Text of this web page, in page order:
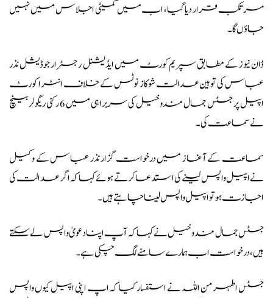
مرتکب قرار دیاگیا، اب میں کمیٹی اجلاس میں نہیں
جاؤں گا۔
ڈان نیوز کے مطابق سپریم کورٹ میں ایڈیشنل رجسٹرار جوڈیشل نذر
عباس کی توہین عدالت شوکاز نوٹس کے خلاف انٹرا کورٹ
اپیل پر جسٹس جمال مندوخیل کی سربراہی میں 6 رکنی ریگولربینچ
نے سماعت کی۔
سماعت کے آغاز میں درخواست گزار نذر عباس کے وکیل
نے اپیل واپس لینے کی استدعا کرتے ہوئے کہا کہ اگر عدالت کی
اجازت ہو تو اپیل واپس لینا چاہتے ہیں۔
جسٹس جمال مندوخیل نے کہا کہ آپ اپنا دعویٰ واپس لے سکتے
ہیں، درخواست اب ہمارے سامنے لگ چکی ہے۔
جسٹس اطہر من اللہ نے استفسار کیا کہ اپ اپنی اپیل کیوں واپس